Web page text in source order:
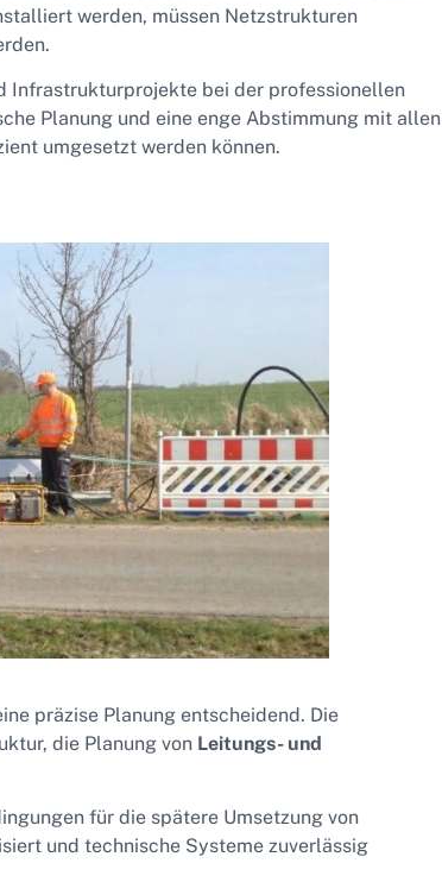
werden, müssen Netzstrukturen
Infrastrukturprojekte bei der professionellen
Planung und eine enge Abstimmung mit allen
umgesetzt werden können.
präzise Planung entscheidend. Die
die Planung von Leitungs- und
für die spätere Umsetzung von
und technische Systeme zuverlässig